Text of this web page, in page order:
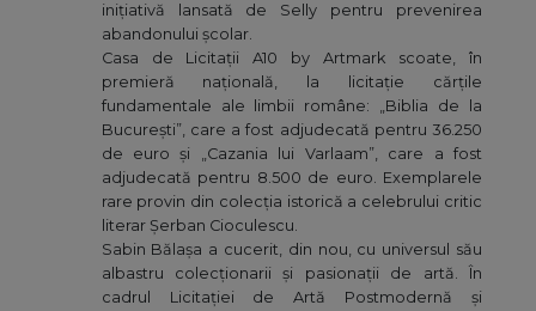
inițiativă lansată de Selly pentru prevenirea
abandonului școlar.
Casa de Licitații A10 by Artmark scoate, în
premieră națională, la licitație cărțile
fundamentale ale limbii române: „Biblia de la
București”, care a fost adjudecată pentru 36.250
de euro și „Cazania lui Varlaam”, care a fost
adjudecată pentru 8.500 de euro. Exemplarele
rare provin din colecția istorică a celebrului critic
literar Șerban Cioculescu.
Sabin Bălașa a cucerit, din nou, cu universul său
albastru colecționarii și pasionații de artă. În
cadrul Licitației de Artă Postmodernă și